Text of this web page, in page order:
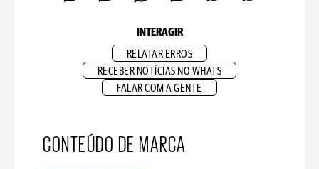
INTERAGIR
RELATAR ERROS
RECEBER NOTÍCIAS NO WHATS
FALAR COM A GENTE
CONTEÚDO DE MARCA